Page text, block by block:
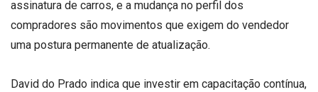
assinatura de carros, e a mudança no perfil dos
compradores são movimentos que exigem do vendedor
uma postura permanente de atualização.
David do Prado indica que investir em capacitação contínua,